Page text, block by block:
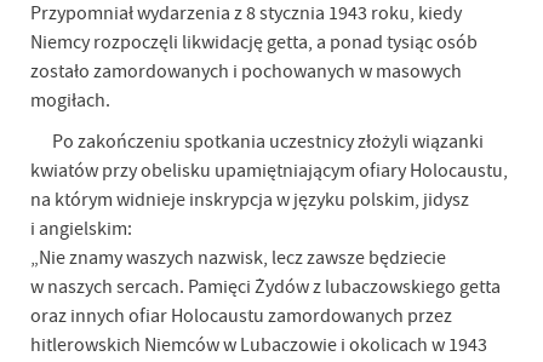
Przypomniał wydarzenia z 8 stycznia 1943 roku, kiedy
Niemcy rozpoczęli likwidację getta, a ponad tysiąc osób
zostało zamordowanych i pochowanych w masowych
mogiłach.
Po zakończeniu spotkania uczestnicy złożyli wiązanki
kwiatów przy obelisku upamiętniającym ofiary Holocaustu,
na którym widnieje inskrypcja w języku polskim, jidysz
i angielskim:
„Nie znamy waszych nazwisk, lecz zawsze będziecie
w naszych sercach. Pamięci Żydów z lubaczowskiego getta
oraz innych ofiar Holocaustu zamordowanych przez
hitlerowskich Niemców w Lubaczowie i okolicach w 1943